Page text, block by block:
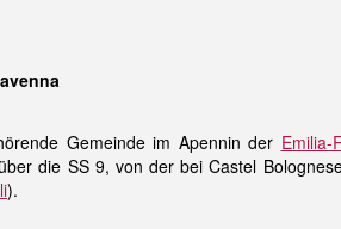
Gemeinde im Apennin der Emilia-
die SS 9, von der bei Castel
).